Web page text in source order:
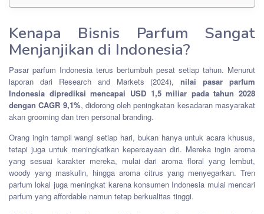
Kenapa Bisnis Parfum Sangat
Menjanjikan di Indonesia?
Pasar parfum Indonesia terus bertumbuh pesat setiap tahun. Menurut
laporan dari Research and Markets (2024),nilai pasar parfum
Indonesia diprediksi mencapai USD 1,5 miliar pada tahun 2028
dengan CAGR 9,1%, didorong oleh peningkatan kesadaran masyarakat
akan grooming dan tren personal branding.
Orang ingin tampil wangi setiap hari, bukan hanya untuk acara khusus,
tetapi juga untuk meningkatkan kepercayaan diri. Mereka ingin aroma
yang sesuai karakter mereka, mulai dari aroma floral yang lembut,
woody yang maskulin, hingga aroma citrus yang menyegarkan. Tren
parfum lokal juga meningkat karena konsumen Indonesia mulai mencari
parfum yang affordable namun tetap berkualitas tinggi.